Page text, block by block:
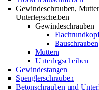
Gewindeschrauben,
Unterlegscheiben
Gewindeschrauben
Bauschrauben
Muttern
Unterlegscheiben
Gewindestangen
Spenglerschrauben
Betonschrauben und